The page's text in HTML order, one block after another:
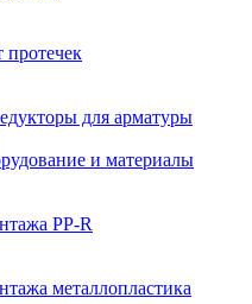
для арматуры
и материалы
PP-R
металлопластика